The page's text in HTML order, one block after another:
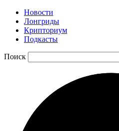
Новости
Лонгриды
Крипториум
Подкасты
Поиск